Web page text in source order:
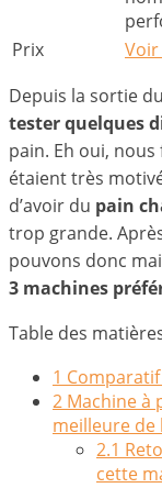
Prix
Depuis la sortie
tester quelques
pain. Eh oui,
étaient très
d’avoir du pain
trop grande.
pouvons donc
3 machines
Table des
1
2 Machine à
meilleure de
2.1
cette